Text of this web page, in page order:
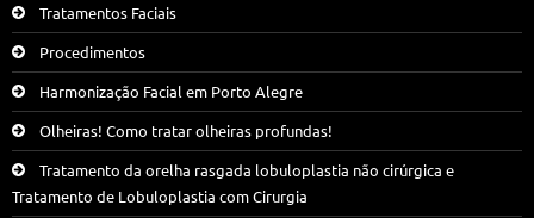
Tratamentos Faciais
Procedimentos
Harmonização Facial em Porto Alegre
Olheiras! Como tratar olheiras profundas!
Tratamento da orelha rasgada lobuloplastia não cirúrgica e
Tratamento de Lobuloplastia com Cirurgia